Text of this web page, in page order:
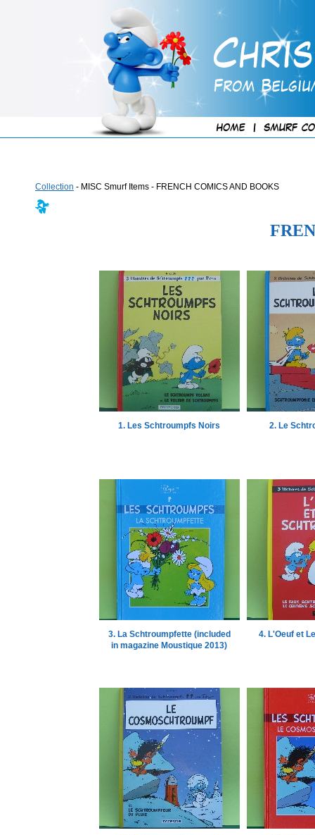
Collection - MISC Smurf Items - FRENCH COMICS AND BOOKS
1. Les Schtroumpfs Noirs 2. Le
3. La Schtroumpfette (included
in magazine Moustique 2013)
4. L'Oeuf et